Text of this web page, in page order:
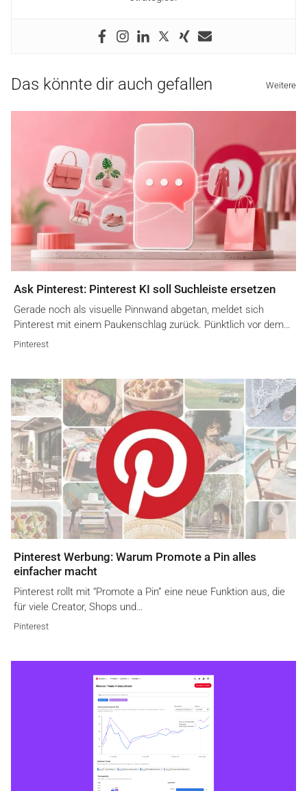
Das könnte dir auch gefallen Weitere
Ask Pinterest: Pinterest KI soll Suchleiste ersetzen
Gerade noch als visuelle Pinnwand abgetan, meldet sich
Pinterest mit einem Paukenschlag zurück. Pünktlich vor dem…
Pinterest
Pinterest Werbung: Warum Promote a Pin alles
einfacher macht
Pinterest rollt mit “Promote a Pin” eine neue Funktion aus, die
für viele Creator, Shops und…
Pinterest